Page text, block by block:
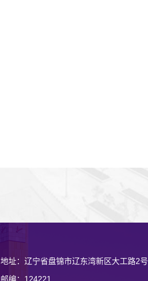
地址：辽宁省盘锦市辽东湾新区大工路2号
邮编：124221